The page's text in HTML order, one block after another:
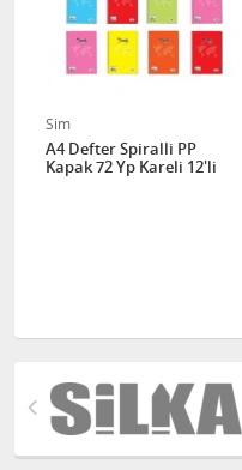
Sim
A4 Defter Spiralli PP
Kapak 72 Yp Kareli 12'li